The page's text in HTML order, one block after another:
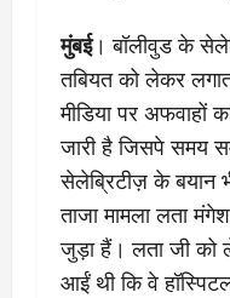
मुंबई। बॉलीवुड के
तबियत को लेकर
मीडिया पर अफवाहों
जारी है जिसपे समय
सेलेब्रिटीज़ के बयान
ताजा मामला लता
जुड़ा हैं। लता जी
आईं थी कि वे